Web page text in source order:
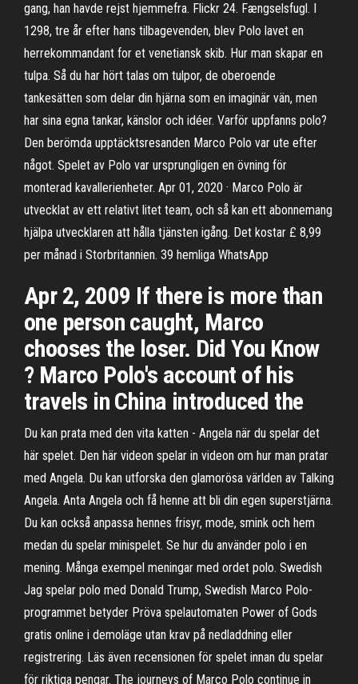
gang, han havde rejst hjemmefra. Flickr 24. Fængselsfugl. I
1298, tre år efter hans tilbagevenden, blev Polo lavet en
herrekommandant for et venetiansk skib. Hur man skapar en
tulpa. Så du har hört talas om tulpor, de oberoende
tankesätten som delar din hjärna som en imaginär vän, men
har sina egna tankar, känslor och idéer. Varför uppfanns polo?
Den berömda upptäcktsresanden Marco Polo var ute efter
något. Spelet av Polo var ursprungligen en övning för
monterad kavallerienheter. Apr 01, 2020 · Marco Polo är
utvecklat av ett relativt litet team, och så kan ett abonnemang
hjälpa utvecklaren att hålla tjänsten igång. Det kostar £ 8,99
per månad i Storbritannien. 39 hemliga WhatsApp
Apr 2, 2009 If there is more than
one person caught, Marco
chooses the loser. Did You Know
? Marco Polo's account of his
travels in China introduced the
Du kan prata med den vita katten - Angela när du spelar det
här spelet. Den här videon spelar in videon om hur man pratar
med Angela. Du kan utforska den glamorösa världen av Talking
Angela. Anta Angela och få henne att bli din egen superstjärna.
Du kan också anpassa hennes frisyr, mode, smink och hem
medan du spelar minispelet. Se hur du använder polo i en
mening. Många exempel meningar med ordet polo. Swedish
Jag spelar polo med Donald Trump, Swedish Marco Polo-
programmet betyder Pröva spelautomaten Power of Gods
gratis online i demoläge utan krav på nedladdning eller
registrering. Läs även recensionen för spelet innan du spelar
för riktiga pengar. The journeys of Marco Polo continue in